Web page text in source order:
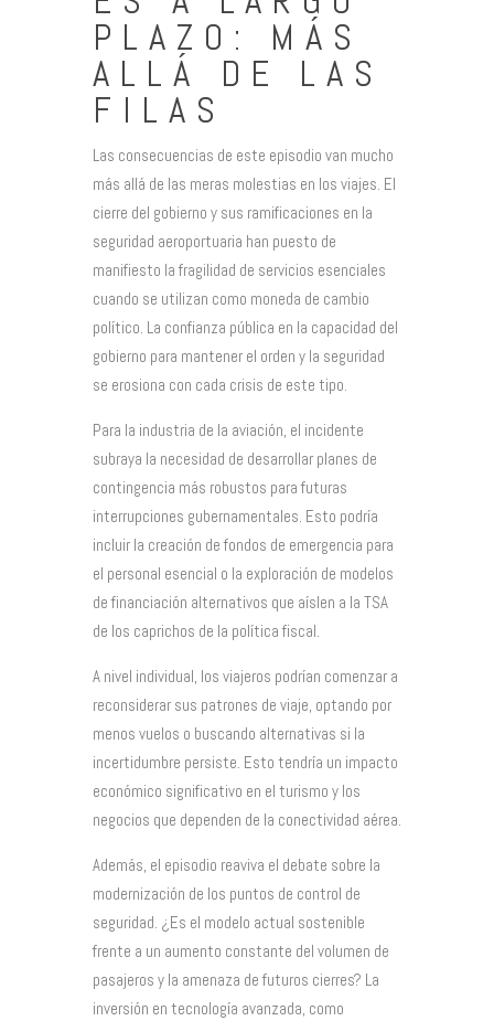
PLAZO: MÁS
ALLÁ DE LAS
FILAS
Las consecuencias de este episodio van mucho
más allá de las meras molestias en los viajes. El
cierre del gobierno y sus ramificaciones en la
seguridad aeroportuaria han puesto de
manifiesto la fragilidad de servicios esenciales
cuando se utilizan como moneda de cambio
político. La confianza pública en la capacidad del
gobierno para mantener el orden y la seguridad
se erosiona con cada crisis de este tipo.
Para la industria de la aviación, el incidente
subraya la necesidad de desarrollar planes de
contingencia más robustos para futuras
interrupciones gubernamentales. Esto podría
incluir la creación de fondos de emergencia para
el personal esencial o la exploración de modelos
de financiación alternativos que aíslen a la TSA
de los caprichos de la política fiscal.
A nivel individual, los viajeros podrían comenzar a
reconsiderar sus patrones de viaje, optando por
menos vuelos o buscando alternativas si la
incertidumbre persiste. Esto tendría un impacto
económico significativo en el turismo y los
negocios que dependen de la conectividad aérea.
Además, el episodio reaviva el debate sobre la
modernización de los puntos de control de
seguridad. ¿Es el modelo actual sostenible
frente a un aumento constante del volumen de
pasajeros y la amenaza de futuros cierres? La
inversión en tecnología avanzada, como